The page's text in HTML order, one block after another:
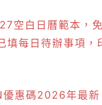
空白日曆範本，
填每日待辦事項，
惠碼2026年最新